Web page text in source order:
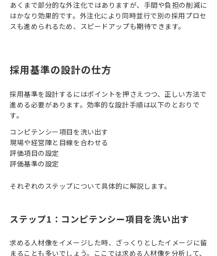
あくまで部分的な外注化ではありますが、手間や負担の削減に
はかなり効果的です。外注化により同時並行で別の採用プロセ
スも進められるため、スピードアップも期待できます。
採用基準の設計の仕方
採用基準を設計するにはポイントを押さえつつ、正しい方法で
進める必要があります。効率的な設計手順は以下のとおりで
す。
コンピテンシー項目を洗い出す
現場や経営陣と目線を合わせる
評価項目の設定
評価基準の設定
それぞれのステップについて具体的に解説します。
ステップ1：コンピテンシー項目を洗い出す
求める人材像をイメージした時、ざっくりとしたイメージに留
まることも多いでしょう。ここでは求める人材像を分析して、